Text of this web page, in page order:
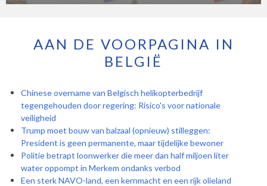
AAN DE VOORPAGINA IN
BELGIË
Chinese overname van Belgisch helikopterbedrijf
tegengehouden door regering: Risico's voor nationale
veiligheid
Trump moet bouw van balzaal (opnieuw) stilleggen:
President is geen permanente, maar tijdelijke bewoner
Politie betrapt loonwerker die meer dan half miljoen liter
water oppompt in Merkem ondanks verbod
Een sterk NAVO-land, een kernmacht en een rijk olieland